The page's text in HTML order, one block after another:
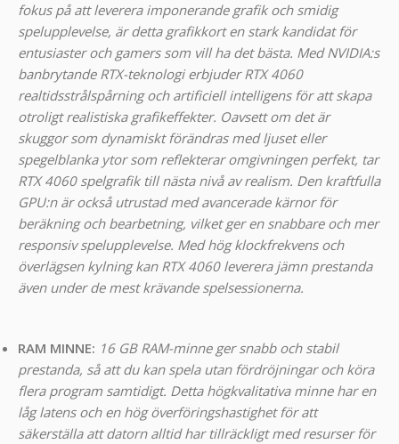
fokus på att leverera imponerande grafik och smidig
spelupplevelse, är detta grafikkort en stark kandidat för
entusiaster och gamers som vill ha det bästa. Med NVIDIA:s
banbrytande RTX-teknologi erbjuder RTX 4060
realtidsstrålspårning och artificiell intelligens för att skapa
otroligt realistiska grafikeffekter. Oavsett om det är
skuggor som dynamiskt förändras med ljuset eller
spegelblanka ytor som reflekterar omgivningen perfekt, tar
RTX 4060 spelgrafik till nästa nivå av realism. Den kraftfulla
GPU:n är också utrustad med avancerade kärnor för
beräkning och bearbetning, vilket ger en snabbare och mer
responsiv spelupplevelse. Med hög klockfrekvens och
överlägsen kylning kan RTX 4060 leverera jämn prestanda
även under de mest krävande spelsessionerna.
RAM MINNE: 16 GB RAM-minne ger snabb och stabil
prestanda, så att du kan spela utan fördröjningar och köra
flera program samtidigt. Detta högkvalitativa minne har en
låg latens och en hög överföringshastighet för att
säkerställa att datorn alltid har tillräckligt med resurser för